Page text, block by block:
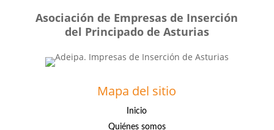
Asociación de Empresas de Inserción
del Principado de Asturias
Mapa del sitio
Inicio
Quiénes somos